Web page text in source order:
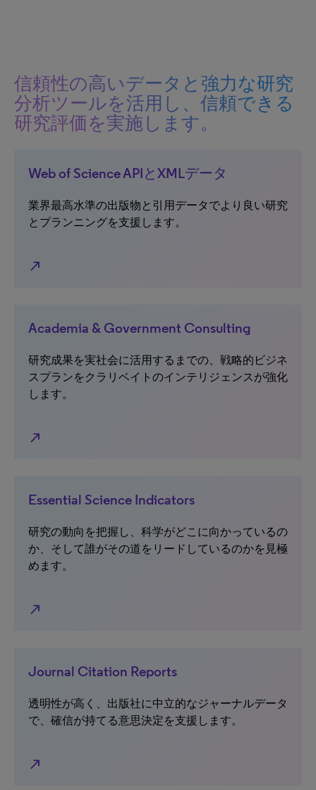
信頼性の高いデータと強力な研究
分析ツールを活用し、信頼できる
研究評価を実施します。
Web of Science APIとXMLデータ
業界最高水準の出版物と引用データでより良い研究
とプランニングを支援します。
north_east
Academia & Government Consulting
研究成果を実社会に活用するまでの、戦略的ビジネ
スプランをクラリベイトのインテリジェンスが強化
します。
north_east
Essential Science Indicators
研究の動向を把握し、科学がどこに向かっているの
か、そして誰がその道をリードしているのかを見極
めます。
north_east
Journal Citation Reports
透明性が高く、出版社に中立的なジャーナルデータ
で、確信が持てる意思決定を支援します。
north_east